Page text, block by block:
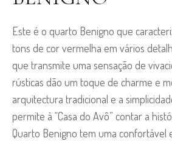
Este é o quarto Benigno que
tons de cor vermelha em vários
que transmite uma sensação de
rústicas dão um toque de charme e
arquitectura tradicional e a
permite à “Casa do Avô” contar a
Quarto Benigno tem uma confortável